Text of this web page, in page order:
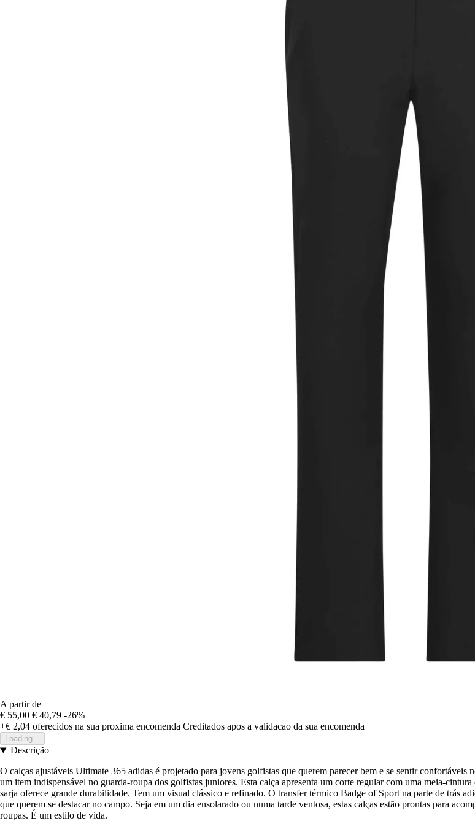
A partir de
€ 55,00 € 40,79 -26%
+€ 2,04 oferecidos na sua proxima encomenda Creditados apos a validacao da sua encomenda
Loading...
Descrição
O calças ajustáveis Ultimate 365 adidas é projetado para jovens golfistas que querem parecer bem e se sentir
um item indispensável no guarda-roupa dos golfistas juniores. Esta calça apresenta um corte regular com uma meia-
sarja oferece grande durabilidade. Tem um visual clássico e refinado. O transfer térmico Badge of Sport na parte de trás
que querem se destacar no campo. Seja em um dia ensolarado ou numa tarde ventosa, estas calças estão prontas para
roupas. É um estilo de vida.